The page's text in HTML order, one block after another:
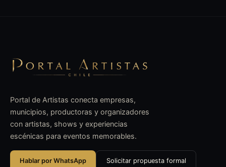
Portal de Artistas conecta empresas,
municipios, productoras y organizadores
con artistas, shows y experiencias
escénicas para eventos memorables.
Hablar por WhatsApp Solicitar propuesta formal